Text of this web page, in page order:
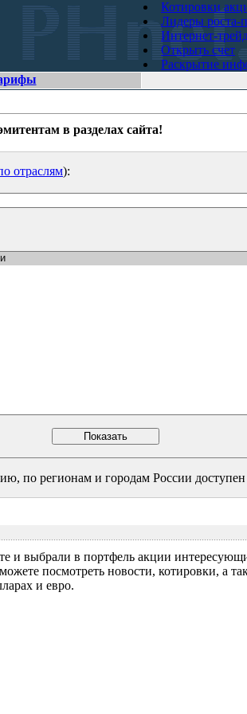
Котировки
Лидеры роста-
Интернет-
Открыть счет
Раскрытие
в разделах сайта!
отраслям):
по регионам и городам России доступен
и выбрали в портфель акции
посмотреть новости, котировки, а
и евро.